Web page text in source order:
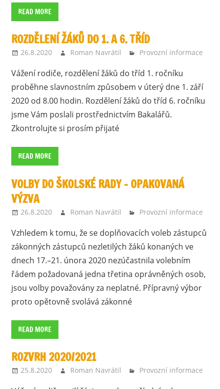
READ MORE
ROZDĚLENÍ ŽÁKŮ DO 1. A 6. TŘÍD
26.8.2020 Roman Navrátil Provozní informace
Vážení rodiče, rozdělení žáků do tříd 1. ročníku
proběhne slavnostním způsobem v úterý dne 1. září
2020 od 8.00 hodin. Rozdělení žáků do tříd 6. ročníku
jsme Vám poslali prostřednictvím Bakalářů.
Zkontrolujte si prosím přijaté
READ MORE
VOLBY DO ŠKOLSKÉ RADY – OPAKOVANÁ
VÝZVA
26.8.2020 Roman Navrátil Provozní informace
Vzhledem k tomu, že se doplňovacích voleb zástupců
zákonných zástupců nezletilých žáků konaných ve
dnech 17.–21. února 2020 nezúčastnila volebním
řádem požadovaná jedna třetina oprávněných osob,
jsou volby považovány za neplatné. Přípravný výbor
proto opětovně svolává zákonné
READ MORE
ROZVRH 2020/2021
25.8.2020 Roman Navrátil Provozní informace